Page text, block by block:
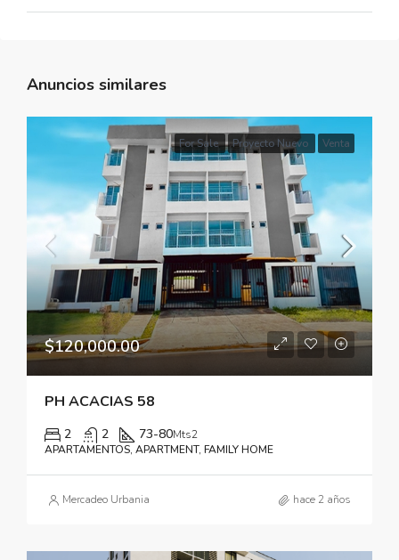
Anuncios similares
For Sale Proyecto Nuevo Venta
$120,000.00
PH ACACIAS 58
2 2 73-80Mts2
APARTAMENTOS, APARTMENT, FAMILY HOME
Mercadeo Urbania hace 2 años